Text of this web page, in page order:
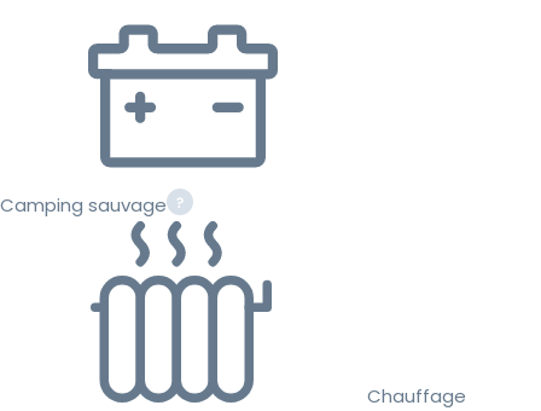
Camping sauvage
Chauffage